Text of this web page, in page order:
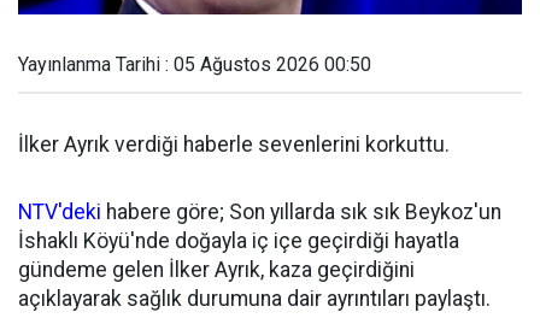
Yayınlanma Tarihi : 05 Ağustos 2026 00:50
İlker Ayrık verdiği haberle sevenlerini korkuttu.
NTV'deki habere göre; Son yıllarda sık sık Beykoz'un
İshaklı Köyü'nde doğayla iç içe geçirdiği hayatla
gündeme gelen İlker Ayrık, kaza geçirdiğini
açıklayarak sağlık durumuna dair ayrıntıları paylaştı.